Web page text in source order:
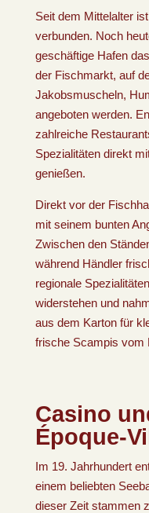
Seit dem Mittelalter
verbunden. Noch
geschäftige Hafen
der Fischmarkt, auf
Jakobsmuscheln,
angeboten werden.
zahlreiche
Spezialitäten direkt
genießen.
Direkt vor der
mit seinem bunten
Zwischen den
während Händler
regionale
widerstehen und
aus dem Karton für
frische Scampis vom
Casino
Époque-
Im 19. Jahrhundert
einem beliebten
dieser Zeit stammen